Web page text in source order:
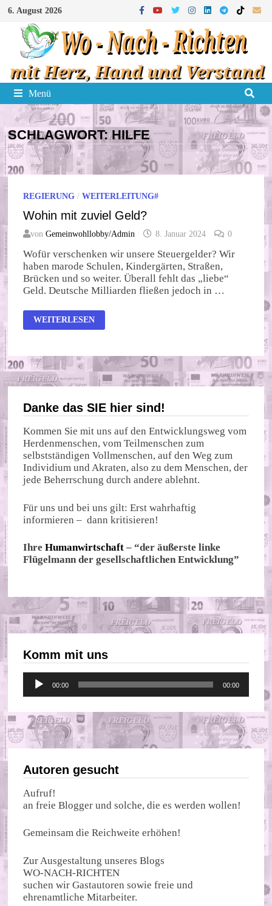
Zum
Inhalt
springen
6. August 2026
Menü
SCHLAGWORT:HILFE
REGIERUNG /WEITERLEITUNG#
Wohin mit zuviel Geld?
vonGemeinwohllobby/Admin 8. Januar 2024 0
Wofür verschenken wir unsere Steuergelder? Wir
haben marode Schulen, Kindergärten, Straßen,
Brücken und so weiter. Überall fehlt das „liebe“
Geld. Deutsche Milliarden fließen jedoch in …
WOHIN
MIT
WEITERLESEN
Danke das SIE hier sind!
Kommen Sie mit uns auf den Entwicklungsweg vom
Herdenmenschen, vom Teilmenschen zum
selbstständigen Vollmenschen, auf den Weg zum
Individium und Akraten, also zu dem Menschen, der
jede Beherrschung durch andere ablehnt.
Für uns und bei uns gilt: Erst wahrhaftig
informieren – dann kritisieren!
IhreHumanwirtschaft – “der äußerste linke
Flügelmann der gesellschaftlichen Entwicklung”
Komm mit uns
Audio-
Player
00:00 00:00
Autoren gesucht
Aufruf!
an freie Blogger und solche, die es werden wollen!
Gemeinsam die Reichweite erhöhen!
Zur Ausgestaltung unseres Blogs
WO-NACH-RICHTEN
suchen wir Gastautoren sowie freie und
ehrenamtliche Mitarbeiter.